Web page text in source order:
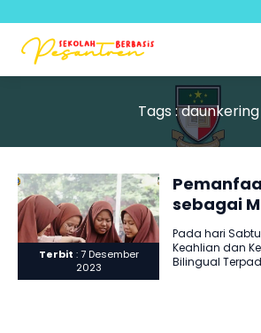
Tags : daunkering
Terbit : 7 Desember
2023
sebagai
Upaya
untuk
Pada hari Sabtu
Keahlian dan
Bilingual